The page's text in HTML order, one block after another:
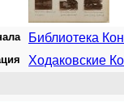
Библиотека
Ходаковские